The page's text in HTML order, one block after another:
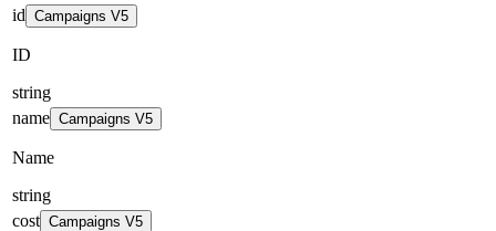
id Campaigns V5
ID
string
name Campaigns V5
Name
string
cost Campaigns V5